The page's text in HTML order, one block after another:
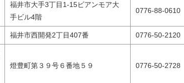
福井市大手3丁目1-15ビアンモア大
手ビル4階
0776-88-0610
福井市西開発2丁目407番 0776-50-2120
燈豊町第３９号６番地５９ 0776-50-2728